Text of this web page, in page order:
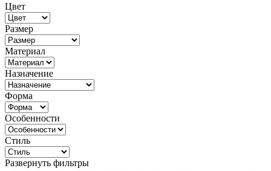
Цвет
Размер
Материал
Назначение
Форма
Особенности
Стиль
Развернуть фильтры